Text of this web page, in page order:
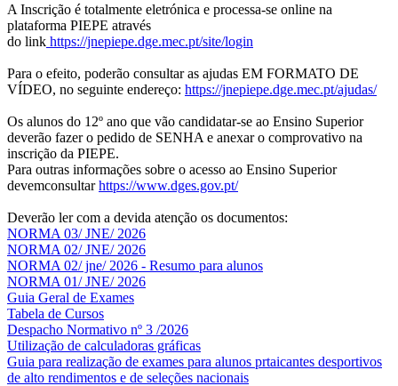
A Inscrição é totalmente eletrónica e processa-se online na
plataforma PIEPE através
do link https://jnepiepe.dge.mec.pt/site/login
Para o efeito, poderão consultar as ajudas EM FORMATO DE
VÍDEO, no seguinte endereço: https://jnepiepe.dge.mec.pt/ajudas/
Os alunos do 12º ano que vão candidatar-se ao Ensino Superior
deverão fazer o pedido de SENHA e anexar o comprovativo na
inscrição da PIEPE.
Para outras informações sobre o acesso ao Ensino Superior
devemconsultarhttps://www.dges.gov.pt/
Deverão ler com a devida atenção os documentos:
NORMA 03/ JNE/ 2026
NORMA 02/ JNE/ 2026
NORMA 02/ jne/ 2026 - Resumo para alunos
NORMA 01/ JNE/ 2026
Guia Geral de Exames
Tabela de Cursos
Despacho Normativo nº 3 /2026
Utilização de calculadoras gráficas
Guia para realização de exames para alunos prtaicantes desportivos
de alto rendimentos e de seleções nacionais